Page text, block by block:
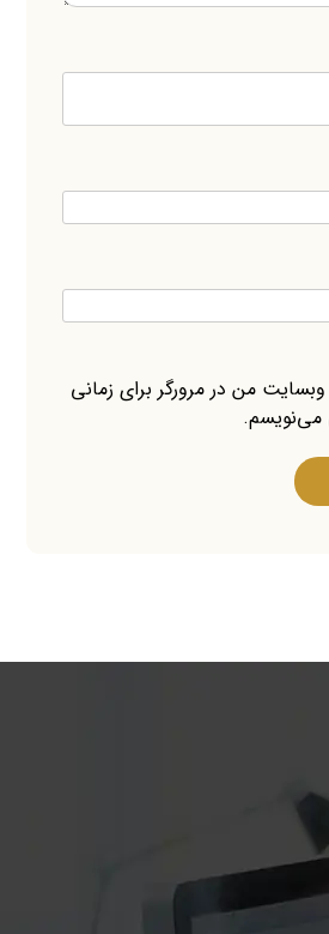
وبسایت من در مرورگر برای زمانی
می‌نویسم.